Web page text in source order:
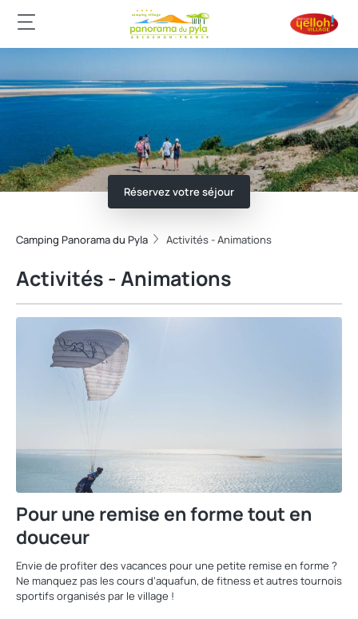
Réservez votre séjour
Camping Panorama du Pyla Activités - Animations
Activités - Animations
Pour une remise en forme tout en
douceur
Envie de profiter des vacances pour une petite remise en forme ?
Ne manquez pas les cours d’aquafun, de fitness et autres tournois
sportifs organisés par le village !